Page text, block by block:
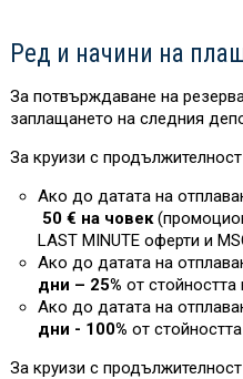
Ред и начини на
За потвърждаване на
заплащането на следния
За круизи с продължителност
Ако до датата на
50 € на човек
LAST MINUTE оферти и
Ако до датата на
дни – 25% от стойността
Ако до датата на
дни - 100% от
За круизи с продължителност